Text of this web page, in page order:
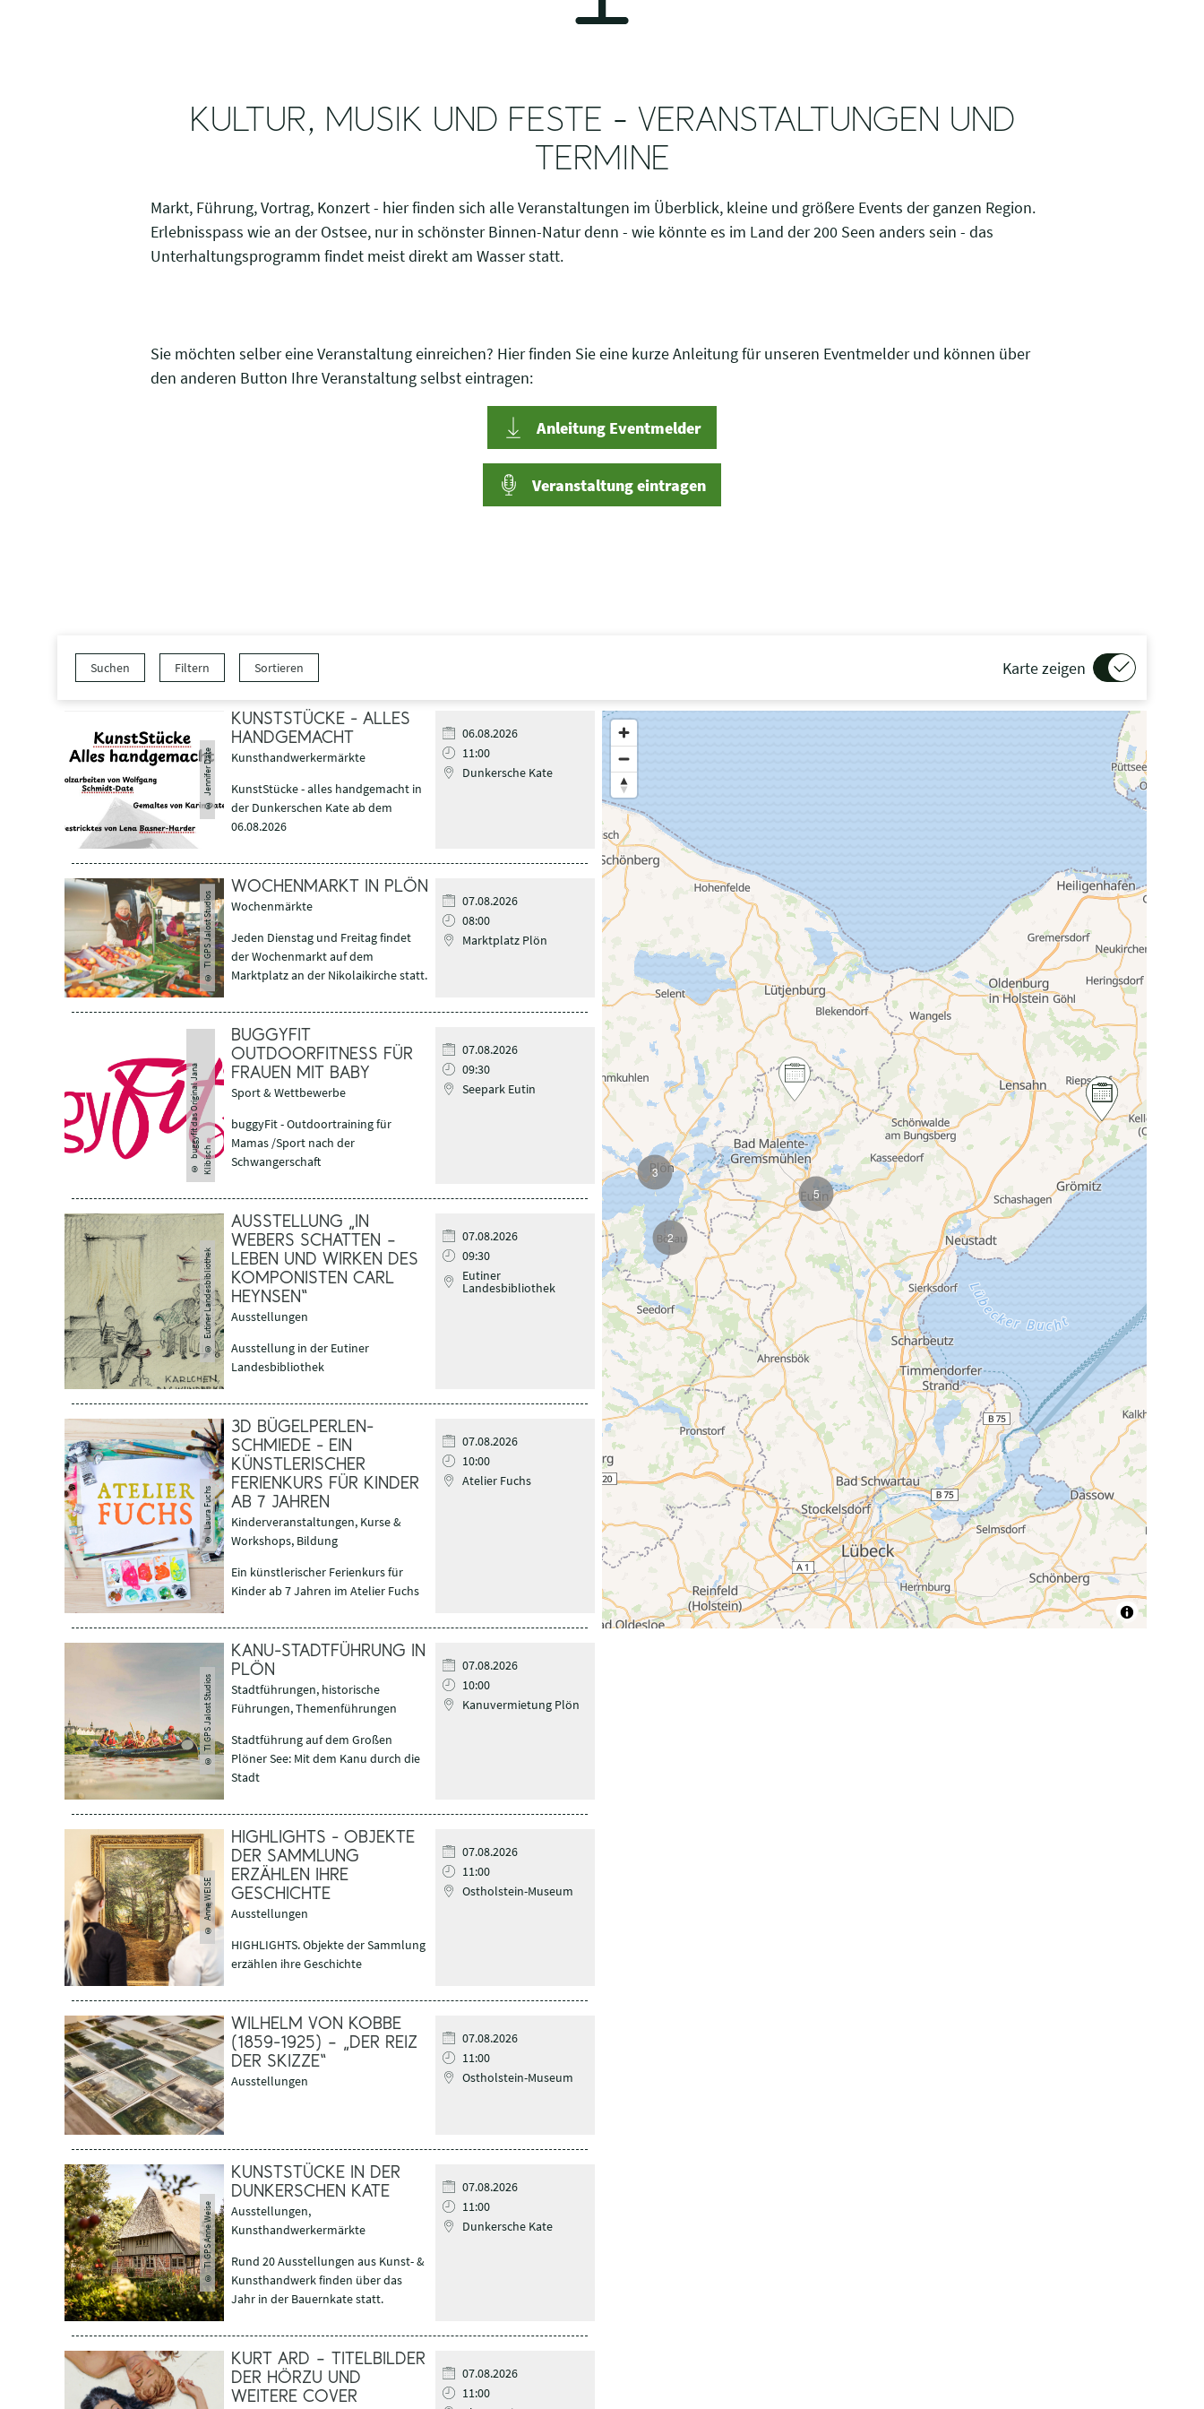
KULTUR, MUSIK UND FESTE - VERANSTALTUNGEN UND
TERMINE
Markt, Führung, Vortrag, Konzert - hier finden sich alle Veranstaltungen im Überblick, kleine und größere Events der ganzen Region.
Erlebnisspass wie an der Ostsee, nur in schönster Binnen-Natur denn - wie könnte es im Land der 200 Seen anders sein - das
Unterhaltungsprogramm findet meist direkt am Wasser statt.
Sie möchten selber eine Veranstaltung einreichen? Hier finden Sie eine kurze Anleitung für unseren Eventmelder und können über
den anderen Button Ihre Veranstaltung selbst eintragen:
Anleitung Eventmelder
Veranstaltung eintragen
Suchen Filtern Sortieren Karte zeigen
© Jennifer Date
KUNSTSTÜCKE - ALLES
HANDGEMACHT
Kunsthandwerkermärkte
KunstStücke - alles handgemacht in
der Dunkerschen Kate ab dem
06.08.2026
06.08.2026
11:00
Dunkersche Kate
©
TI GPS Jalost Studios
WOCHENMARKT IN PLÖN
Wochenmärkte
Jeden Dienstag und Freitag findet
der Wochenmarkt auf dem
Marktplatz an der Nikolaikirche statt.
07.08.2026
08:00
Marktplatz Plön
©
b
u
g
g
y
fi
t
d
a
s
O
ri
gi
n
a
l
J
a
n
a
K
li
bi
s
c
h
BUGGYFIT
OUTDOORFITNESS FÜR
FRAUEN MIT BABY
Sport & Wettbewerbe
buggyFit - Outdoortraining für
Mamas /Sport nach der
Schwangerschaft
07.08.2026
09:30
Seepark Eutin
©
Eutiner Landesbibliothek
AUSSTELLUNG „IN
WEBERS SCHATTEN –
LEBEN UND WIRKEN DES
KOMPONISTEN CARL
HEYNSEN“
Ausstellungen
Ausstellung in der Eutiner
Landesbibliothek
07.08.2026
09:30
Eutiner
Landesbibliothek
©
Laura Fuchs
3D BÜGELPERLEN-
SCHMIEDE - EIN
KÜNSTLERISCHER
FERIENKURS FÜR KINDER
AB 7 JAHREN
Kinderveranstaltungen, Kurse &
Workshops, Bildung
Ein künstlerischer Ferienkurs für
Kinder ab 7 Jahren im Atelier Fuchs
07.08.2026
10:00
Atelier Fuchs
©
TI GPS Jalost Studios
KANU-STADTFÜHRUNG IN
PLÖN
Stadtführungen, historische
Führungen, Themenführungen
Stadtführung auf dem Großen
Plöner See: Mit dem Kanu durch die
Stadt
07.08.2026
10:00
Kanuvermietung Plön
© Anne WEISE
HIGHLIGHTS - OBJEKTE
DER SAMMLUNG
ERZÄHLEN IHRE
GESCHICHTE
Ausstellungen
HIGHLIGHTS. Objekte der Sammlung
erzählen ihre Geschichte
07.08.2026
11:00
Ostholstein-Museum
WILHELM VON KOBBE
(1859-1925) – „DER REIZ
DER SKIZZE“
Ausstellungen
07.08.2026
11:00
Ostholstein-Museum
©
TI GPS Anne Weise
KUNSTSTÜCKE IN DER
DUNKERSCHEN KATE
Ausstellungen,
Kunsthandwerkermärkte
Rund 20 Ausstellungen aus Kunst- &
Kunsthandwerk finden über das
Jahr in der Bauernkate statt.
07.08.2026
11:00
Dunkersche Kate
KURT ARD – TITELBILDER
DER HÖRZU UND
WEITERE COVER
07.08.2026
11:00
Karte wird geladen...
2
5
3
Halten Sie die Taste „STRG“ gedrückt beim Scrollen, um in der Karte
zu vergrößern.